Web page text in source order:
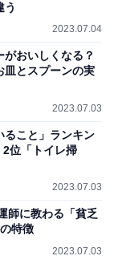
う
2023.07.04
がおいしくなる？
皿とスプーンの実
2023.07.03
ること」ランキン
位「トイレ掃
2023.07.03
師に教わる「貧乏
特徴
2023.07.03